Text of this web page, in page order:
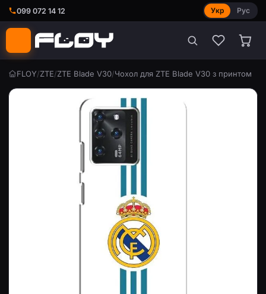
099 072 14 12 Укр Рус
FLOY/ZTE/ZTE Blade V30/Чохол для ZTE Blade V30 з принтом